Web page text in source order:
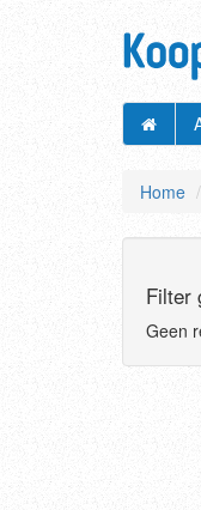
Home
Filter
Geen